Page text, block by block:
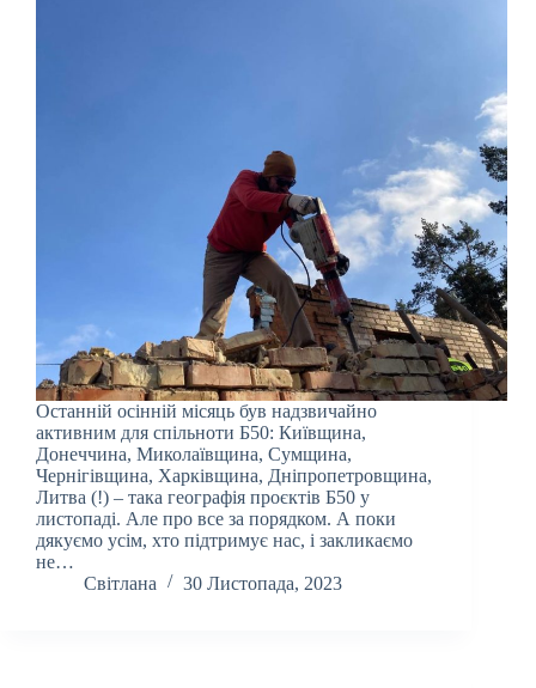
Останній осінній місяць був надзвичайно
активним для спільноти Б50: Київщина,
Донеччина, Миколаївщина, Сумщина,
Чернігівщина, Харківщина, Дніпропетровщина,
Литва (!) – така географія проєктів Б50 у
листопаді. Але про все за порядком. А поки
дякуємо усім, хто підтримує нас, і закликаємо
не…
Світлана
30 Листопада, 2023